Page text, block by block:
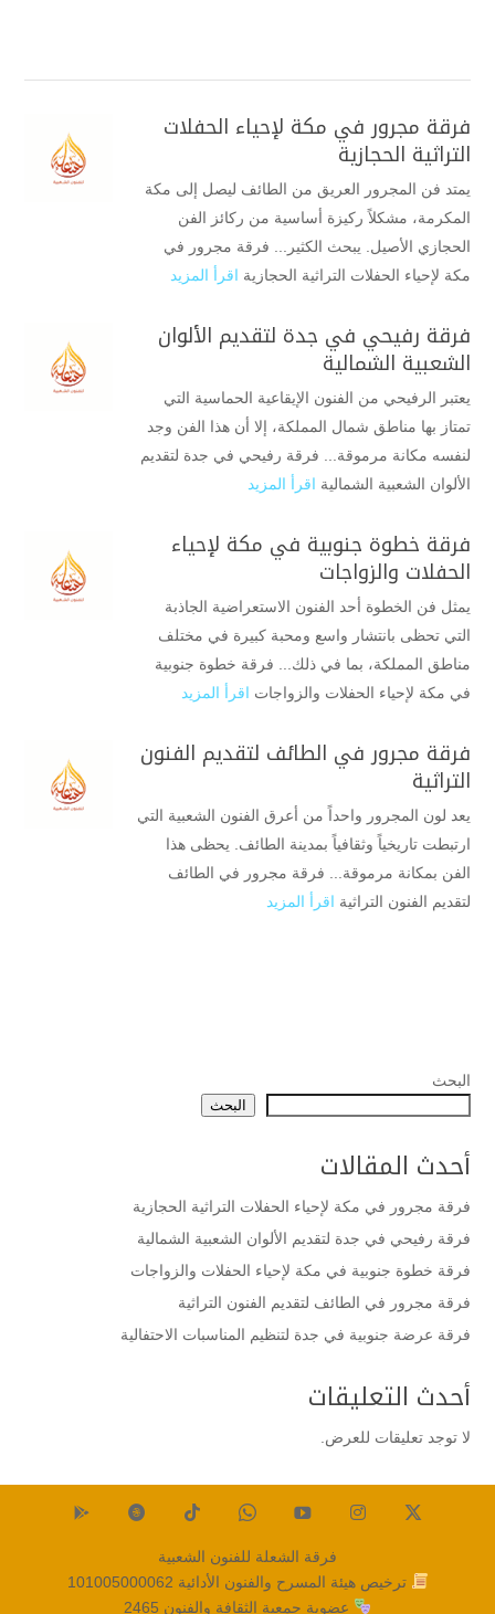
فرقة مجرور في مكة لإحياء الحفلات
التراثية الحجازية
يمتد فن المجرور العريق من الطائف ليصل إلى مكة
المكرمة، مشكلاً ركيزة أساسية من ركائز الفن
الحجازي الأصيل. يبحث الكثير... فرقة مجرور في
مكة لإحياء الحفلات التراثية الحجازية اقرأ المزيد
فرقة رفيحي في جدة لتقديم الألوان
الشعبية الشمالية
يعتبر الرفيحي من الفنون الإيقاعية الحماسية التي
تمتاز بها مناطق شمال المملكة، إلا أن هذا الفن وجد
لنفسه مكانة مرموقة... فرقة رفيحي في جدة لتقديم
الألوان الشعبية الشمالية اقرأ المزيد
فرقة خطوة جنوبية في مكة لإحياء
الحفلات والزواجات
يمثل فن الخطوة أحد الفنون الاستعراضية الجاذبة
التي تحظى بانتشار واسع ومحبة كبيرة في مختلف
مناطق المملكة، بما في ذلك... فرقة خطوة جنوبية
في مكة لإحياء الحفلات والزواجات اقرأ المزيد
فرقة مجرور في الطائف لتقديم الفنون
التراثية
يعد لون المجرور واحداً من أعرق الفنون الشعبية التي
ارتبطت تاريخياً وثقافياً بمدينة الطائف. يحظى هذا
الفن بمكانة مرموقة... فرقة مجرور في الطائف
لتقديم الفنون التراثية اقرأ المزيد
البحث
البحث
أحدث المقالات
فرقة مجرور في مكة لإحياء الحفلات التراثية الحجازية
فرقة رفيحي في جدة لتقديم الألوان الشعبية الشمالية
فرقة خطوة جنوبية في مكة لإحياء الحفلات والزواجات
فرقة مجرور في الطائف لتقديم الفنون التراثية
فرقة عرضة جنوبية في جدة لتنظيم المناسبات الاحتفالية
أحدث التعليقات
لا توجد تعليقات للعرض.
فرقة الشعلة للفنون الشعبية
ترخيص هيئة المسرح والفنون الأدائية 101005000062
عضوية جمعية الثقافة والفنون 2465